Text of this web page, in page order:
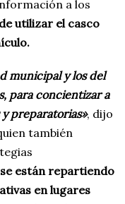
a los
utilizar el casco
municipal y los del
para concientizar a
preparatorias», dijo
también
se están repartiendo
en lugares